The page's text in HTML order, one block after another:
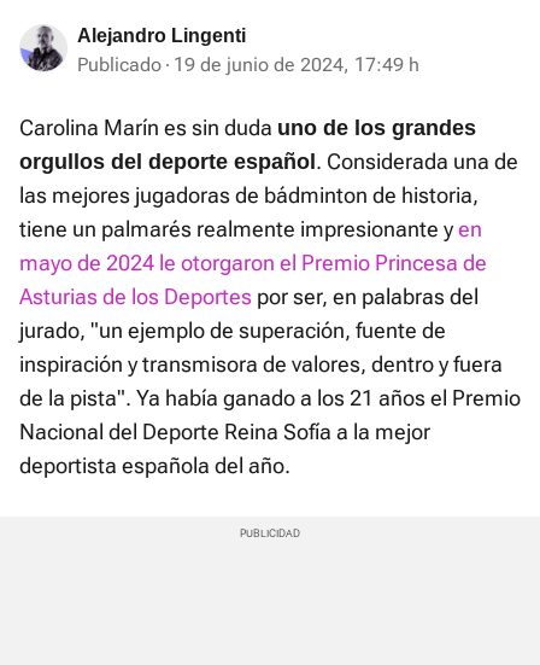
Alejandro Lingenti
Publicado 19 de junio de 2024, 17:49 h
Carolina Marín es sin duda uno de los grandes
orgullos del deporte español . Considerada una de
las mejores jugadoras de bádminton de historia,
tiene un palmarés realmente impresionante yen
mayo de 2024 le otorgaron el Premio Princesa de
Asturias de los Deportes por ser, en palabras del
jurado, "un ejemplo de superación, fuente de
inspiración y transmisora de valores, dentro y fuera
de la pista". Ya había ganado a los 21 años el Premio
Nacional del Deporte Reina Sofía a la mejor
deportista española del año.